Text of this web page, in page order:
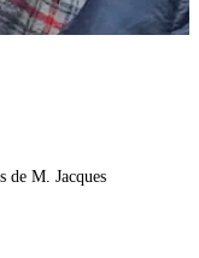
de M. Jacques